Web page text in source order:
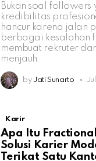
Bukan soal followers
kredibilitas
hancur karena jalan
berbagai kesalahan
membuat rekruter
menjauh.
by Jati Sunarto
Karir
Apa Itu
Solusi Karier
Terikat Satu